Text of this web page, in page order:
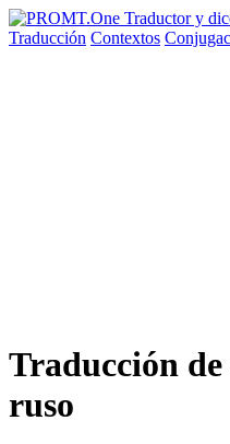
Traducción Contextos
Traducción
ruso